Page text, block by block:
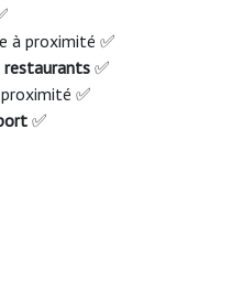
à proximité ✅
restaurants ✅
✅
✅